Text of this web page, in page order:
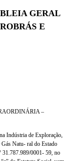
GERAL
E
–
Indústria de Exploração,
Gás Natu- ral do Estado
0001- 59, no